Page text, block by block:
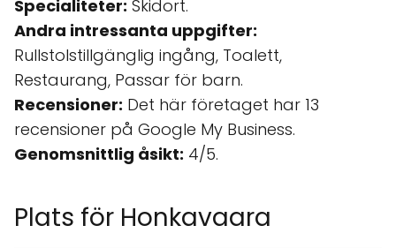
Specialiteter: Skidort.
Andra intressanta uppgifter:
Rullstolstillgänglig ingång, Toalett,
Restaurang, Passar för barn.
Recensioner: Det här företaget har 13
recensioner på Google My Business.
Genomsnittlig åsikt: 4/5.
Plats för Honkavaara